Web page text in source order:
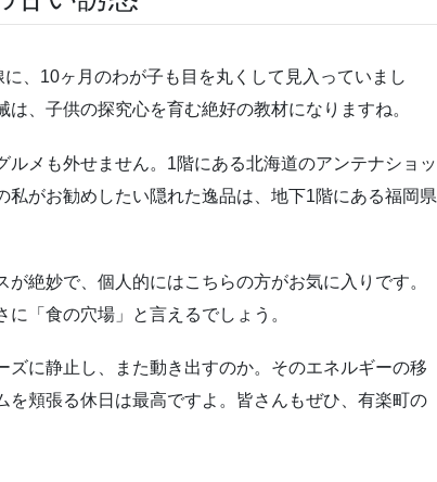
、10ヶ月のわが子も目を丸くして見入っていまし
、子供の探究心を育む絶好の教材になりますね。
メも外せません。1階にある北海道のアンテナショッ
がお勧めしたい隠れた逸品は、地下1階にある福岡県
絶妙で、個人的にはこちらの方がお気に入りです。
「食の穴場」と言えるでしょう。
に静止し、また動き出すのか。そのエネルギーの移
を頬張る休日は最高ですよ。皆さんもぜひ、有楽町の